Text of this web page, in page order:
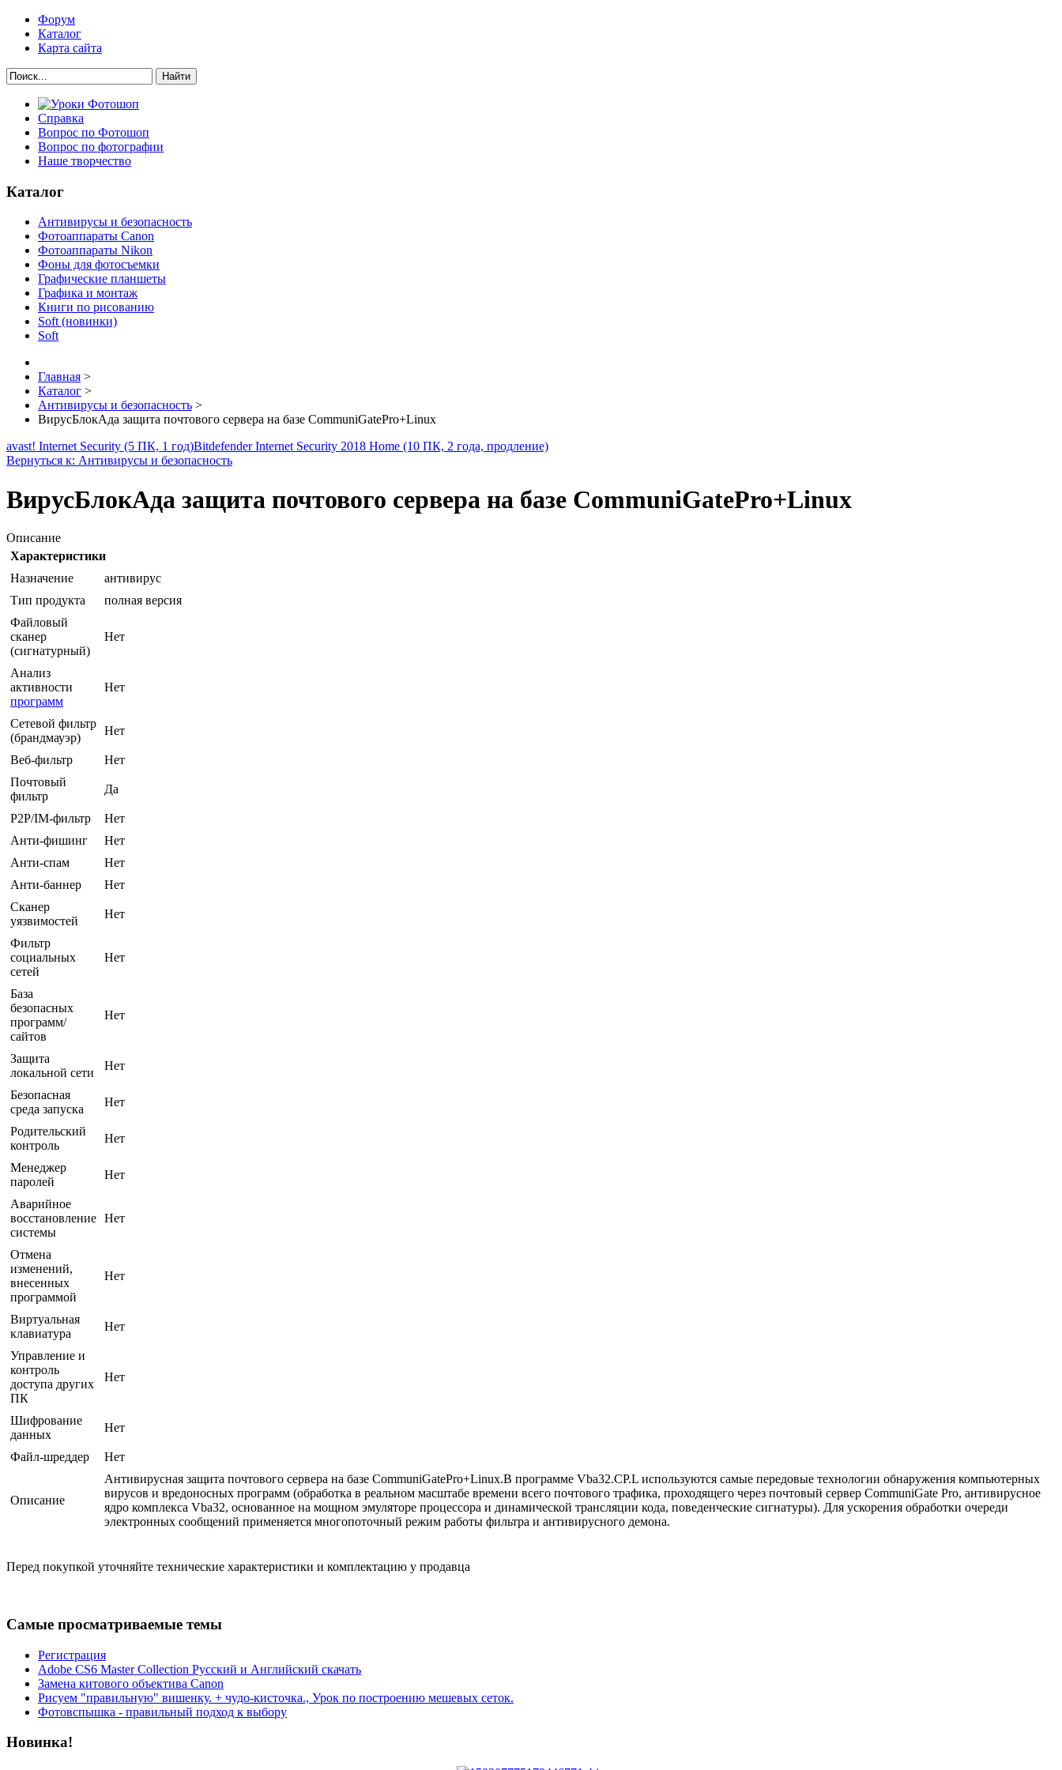
Форум
Каталог
Карта сайта
Найти
Справка
Вопрос по Фотошоп
Вопрос по фотографии
Наше творчество
Каталог
Антивирусы и безопасность
Фотоаппараты Canon
Фотоаппараты Nikon
Фоны для фотосъемки
Графические планшеты
Графика и монтаж
Книги по рисованию
Soft (новинки)
Soft
Главная >
Каталог >
Антивирусы и безопасность >
ВирусБлокАда защита почтового сервера на базе CommuniGatePro+Linux
avast! Internet Security (5 ПК, 1 год)Bitdefender Internet Security 2018 Home (10 ПК, 2 года, продление)
Вернуться к: Антивирусы и безопасность
ВирусБлокАда защита почтового сервера на базе CommuniGatePro+Linux
Описание
Характеристики
Назначение
антивирус
Тип продукта
полная версия
Файловый
сканер
(сигнатурный)
Нет
Анализ
активности
программ
Нет
Сетевой фильтр
(брандмауэр)
Нет
Веб-фильтр
Нет
Почтовый
фильтр
Да
P2P/IM-фильтр
Нет
Анти-фишинг
Нет
Анти-спам
Нет
Анти-баннер
Нет
Сканер
уязвимостей
Нет
Фильтр
социальных
сетей
Нет
База
безопасных
программ/
сайтов
Нет
Защита
локальной сети
Нет
Безопасная
среда запуска
Нет
Родительский
контроль
Нет
Менеджер
паролей
Нет
Аварийное
восстановление
системы
Нет
Отмена
изменений,
внесенных
программой
Нет
Виртуальная
клавиатура
Нет
Управление и
контроль
доступа других
ПК
Нет
Шифрование
данных
Нет
Файл-шреддер Нет
Описание
Антивирусная защита почтового сервера на базе CommuniGatePro+Linux.В программе Vba32.CP.L используются самые передовые технологии обнаружения компьютерных
вирусов и вредоносных программ (обработка в реальном масштабе времени всего почтового трафика, проходящего через почтовый сервер CommuniGate Pro, антивирусное
ядро комплекса Vba32, основанное на мощном эмуляторе процессора и динамической трансляции кода, поведенческие сигнатуры). Для ускорения обработки очереди
электронных сообщений применяется многопоточный режим работы фильтра и антивирусного демона.
Перед покупкой уточняйте технические характеристики и комплектацию у продавца
Самые просматриваемые темы
Регистрация
Adobe CS6 Master Collection Русский и Английский скачать
Замена китового объектива Canon
Рисуем "правильную" вишенку. + чудо-кисточка., Урок по построению мешевых сеток.
Фотовспышка - правильный подход к выбору
Новинка!